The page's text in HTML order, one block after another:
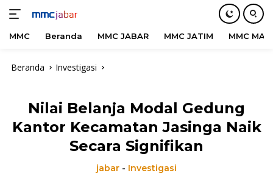
MMC Beranda MMC JABAR MMC JATIM MMC
Beranda Investigasi
Nilai Belanja Modal Gedung
Kantor Kecamatan Jasinga Naik
Secara Signifikan
jabar - Investigasi